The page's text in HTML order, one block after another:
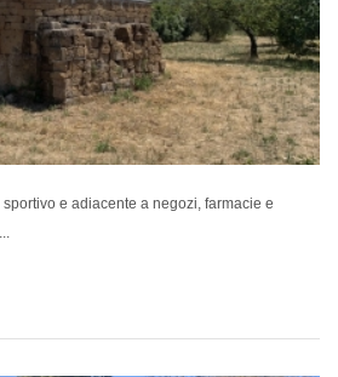
e adiacente a negozi, farmacie e